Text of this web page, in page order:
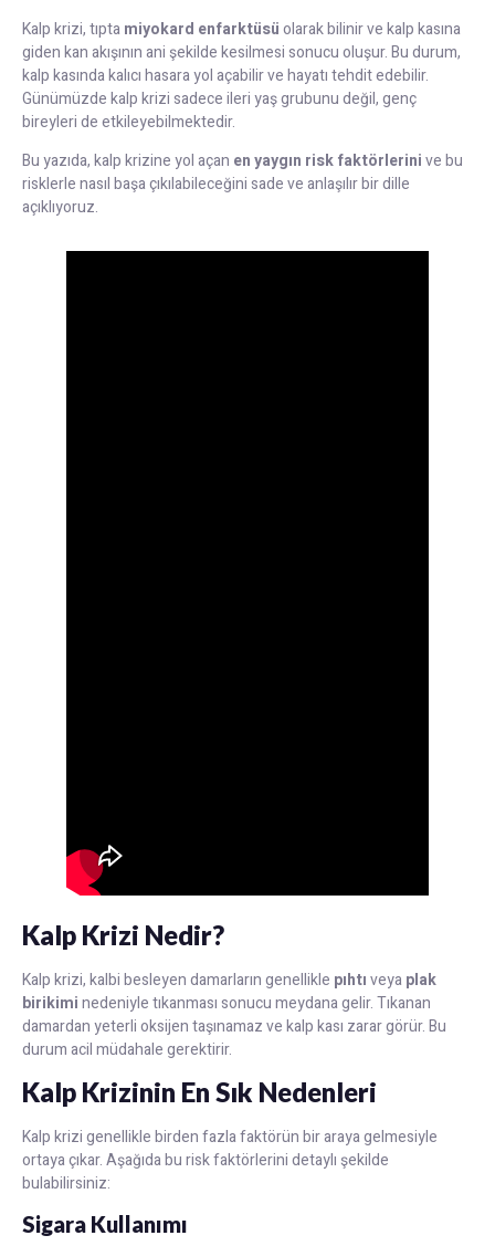
Kalp krizi, tıptamiyokard enfarktüsüolarak bilinir ve kalp kasına
giden kan akışının ani şekilde kesilmesi sonucu oluşur. Bu durum,
kalp kasında kalıcı hasara yol açabilir ve hayatı tehdit edebilir.
Günümüzde kalp krizi sadece ileri yaş grubunu değil, genç
bireyleri de etkileyebilmektedir.
Bu yazıda, kalp krizine yol açan en yaygın risk faktörlerinive bu
risklerle nasıl başa çıkılabileceğini sade ve anlaşılır bir dille
açıklıyoruz.
Kalp Krizi Nedir?
Kalp krizi, kalbi besleyen damarların genellikle pıhtıveyaplak
birikiminedeniyle tıkanması sonucu meydana gelir. Tıkanan
damardan yeterli oksijen taşınamaz ve kalp kası zarar görür. Bu
durum acil müdahale gerektirir.
Kalp Krizinin En Sık Nedenleri
Kalp krizi genellikle birden fazla faktörün bir araya gelmesiyle
ortaya çıkar. Aşağıda bu risk faktörlerini detaylı şekilde
bulabilirsiniz:
Sigara Kullanımı